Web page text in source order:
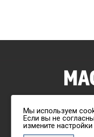
Политика
Свяжитесь с
Мы используем
Если вы не
измените